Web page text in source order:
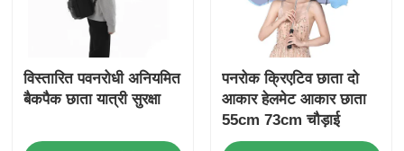
विस्तारित पवनरोधी अनियमित
बैकपैक छाता यात्री सुरक्षा
पनरोक क्रिएटिव छाता दो
आकार हेलमेट आकार छाता
55cm 73cm चौड़ाई